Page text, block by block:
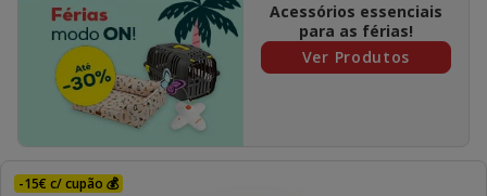
Acessórios essenciais
para as férias!
Ver Produtos
-15€ c/ cupão 💰